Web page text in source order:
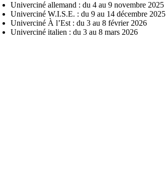
Univerciné allemand : du 4 au 9 novembre 2025
Univerciné W.I.S.E. : du 9 au 14 décembre 2025
Univerciné À l’Est : du 3 au 8 février 2026
Univerciné italien : du 3 au 8 mars 2026